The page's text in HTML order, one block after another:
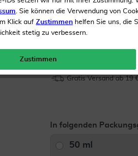
Konservierungsstoffen
Inhalt100 ml Öl
Gratis Versand ab 19
In folgenden
50 ml
. Sie können die Verwendung von
Klick auf Zustimmen helfen Sie uns, die
stetig zu verbessern.
Zustimmen